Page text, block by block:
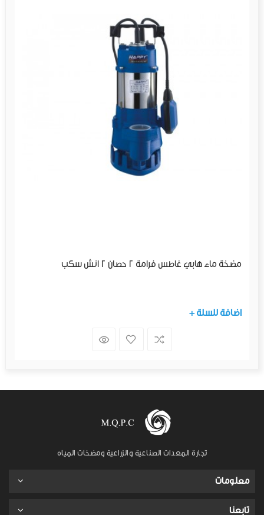
مضخة ماء هابي غاطس فرامة 2 حصان 2 انش سكب
+ اضافة للسلة
تجارة المعدات الصناعية والزراعية ومضخات المياه
معلومات
تابعنا